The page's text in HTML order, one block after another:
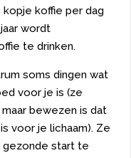
kopje koffie per dag
wordt
te drinken.
soms dingen wat
voor je is (ze
bewezen is dat
voor je lichaam). Ze
gezonde start te